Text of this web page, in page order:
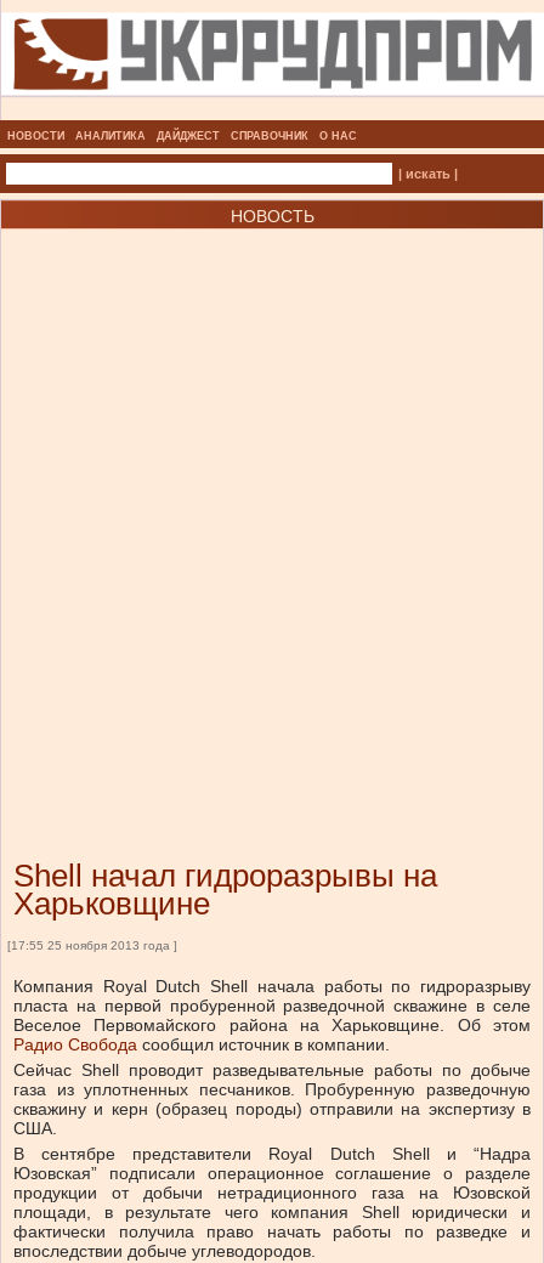
НОВОСТИ АНАЛИТИКА ДАЙДЖЕСТ СПРАВОЧНИК О НАС
| искать |
НОВОСТЬ
Shell начал гидроразрывы на
Харьковщине
[17:55 25 ноября 2013 года ]
Компания Royal Dutch Shell начала работы по гидроразрыву
пласта на первой пробуренной разведочной скважине в селе
Веселое Первомайского района на Харьковщине. Об этом
Радио Свобода сообщил источник в компании.
Сейчас Shell проводит разведывательные работы по добыче
газа из уплотненных песчаников. Пробуренную разведочную
скважину и керн (образец породы) отправили на экспертизу в
США.
В сентябре представители Royal Dutch Shell и “Надра
Юзовская” подписали операционное соглашение о разделе
продукции от добычи нетрадиционного газа на Юзовской
площади, в результате чего компания Shell юридически и
фактически получила право начать работы по разведке и
впоследствии добыче углеводородов.